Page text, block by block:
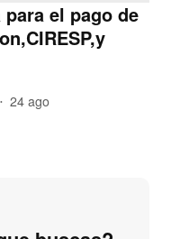
el pago de
• 24 ago